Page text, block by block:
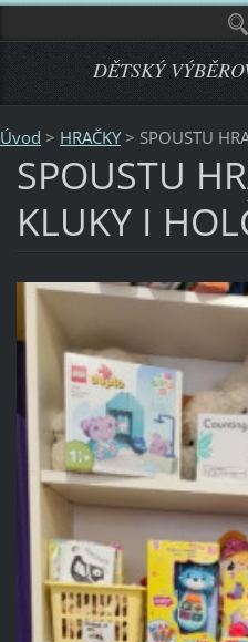
DĚTSKÝ
Úvod > HRAČKY > SPOUSTU
SPOUSTU
KLUKY I